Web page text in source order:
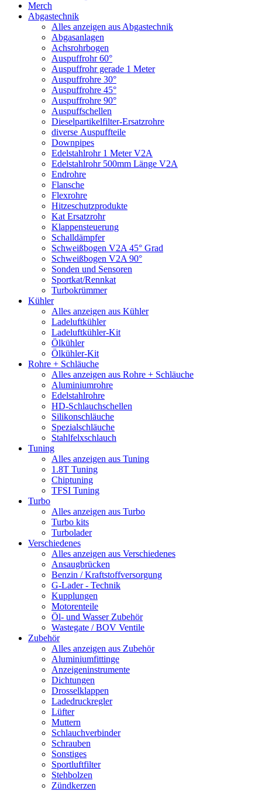
Merch
Abgastechnik
Alles anzeigen aus Abgastechnik
Abgasanlagen
Achsrohrbogen
Auspuffrohr 60°
Auspuffrohr gerade 1 Meter
Auspuffrohre 30°
Auspuffrohre 45°
Auspuffrohre 90°
Auspuffschellen
Dieselpartikelfilter-Ersatzrohre
diverse Auspuffteile
Downpipes
Edelstahlrohr 1 Meter V2A
Edelstahlrohr 500mm Länge V2A
Endrohre
Flansche
Flexrohre
Hitzeschutzprodukte
Kat Ersatzrohr
Klappensteuerung
Schalldämpfer
Schweißbogen V2A 45° Grad
Schweißbogen V2A 90°
Sonden und Sensoren
Sportkat/Rennkat
Turbokrümmer
Kühler
Alles anzeigen aus Kühler
Ladeluftkühler
Ladeluftkühler-Kit
Ölkühler
Ölkühler-Kit
Rohre + Schläuche
Alles anzeigen aus Rohre + Schläuche
Aluminiumrohre
Edelstahlrohre
HD-Schlauchschellen
Silikonschläuche
Spezialschläuche
Stahlfelxschlauch
Tuning
Alles anzeigen aus Tuning
1.8T Tuning
Chiptuning
TFSI Tuning
Turbo
Alles anzeigen aus Turbo
Turbo kits
Turbolader
Verschiedenes
Alles anzeigen aus Verschiedenes
Ansaugbrücken
Benzin / Kraftstoffversorgung
G-Lader - Technik
Kupplungen
Motorenteile
Öl- und Wasser Zubehör
Wastegate / BOV Ventile
Zubehör
Alles anzeigen aus Zubehör
Aluminiumfittinge
Anzeigeninstrumente
Dichtungen
Drosselklappen
Ladedruckregler
Lüfter
Muttern
Schlauchverbinder
Schrauben
Sonstiges
Sportluftfilter
Stehbolzen
Zündkerzen